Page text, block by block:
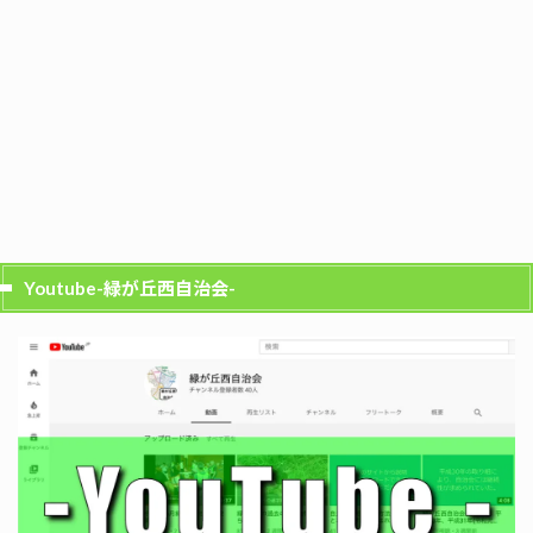
Youtube-緑が丘西自治会-